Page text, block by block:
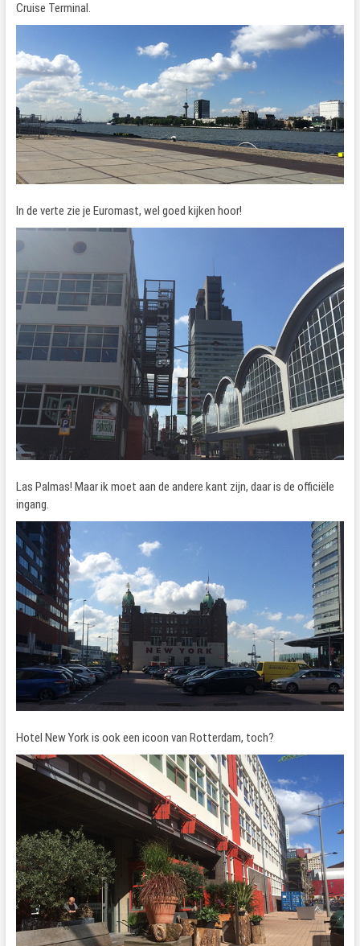
Cruise Terminal.
In de verte zie je Euromast, wel goed kijken hoor!
Las Palmas! Maar ik moet aan de andere kant zijn, daar is de officiële
ingang.
Hotel New York is ook een icoon van Rotterdam, toch?